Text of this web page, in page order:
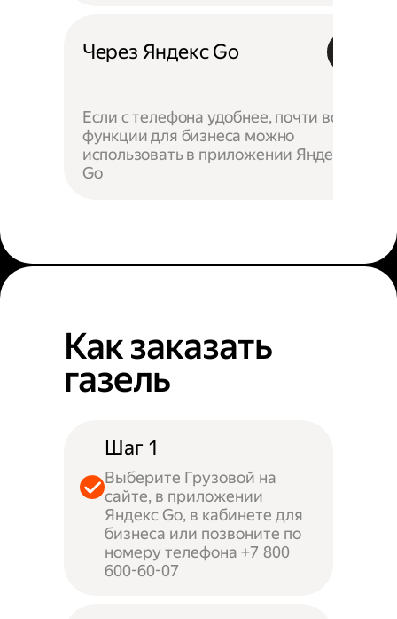
Через Яндекс Go
Если с телефона удобнее, почти все
функции для бизнеса можно
использовать в приложении Яндекс
Go
Как заказать
газель
Шаг 1
Выберите Грузовой на
сайте, в приложении
Яндекс Go, в кабинете для
бизнеса или позвоните по
номеру телефона +7 800
600-60-07